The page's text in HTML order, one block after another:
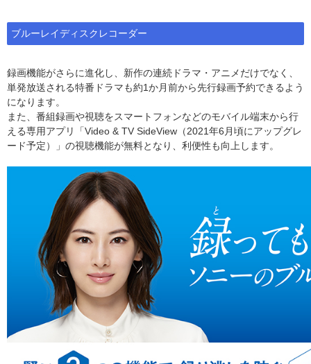
ブルーレイディスクレコーダー
録画機能がさらに進化し、新作の連続ドラマ・アニメだけでなく、
単発放送される特番ドラマも約1か月前から先行録画予約できるよう
になります。
また、番組録画や視聴をスマートフォンなどのモバイル端末から行
える専用アプリ「Video & TV SideView（2021年6月頃にアップグレ
ード予定）」の視聴機能が無料となり、利便性も向上します。